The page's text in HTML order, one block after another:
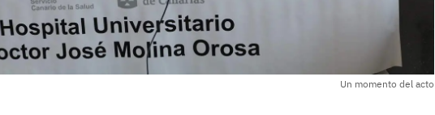
Un momento del acto